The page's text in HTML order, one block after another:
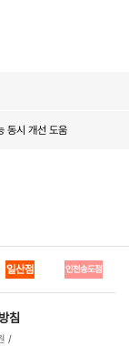
동시 개선 도움
일산점 인천송도점
침
/